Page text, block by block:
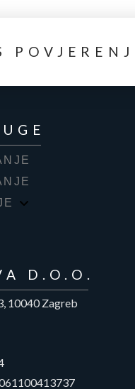
D.O.O.
10040 Zagreb